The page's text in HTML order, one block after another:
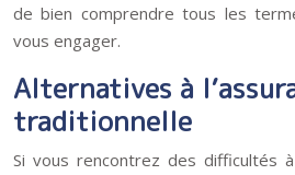
de bien comprendre tous les
vous engager.
Alternatives à
traditionnelle
Si vous rencontrez des difficultés